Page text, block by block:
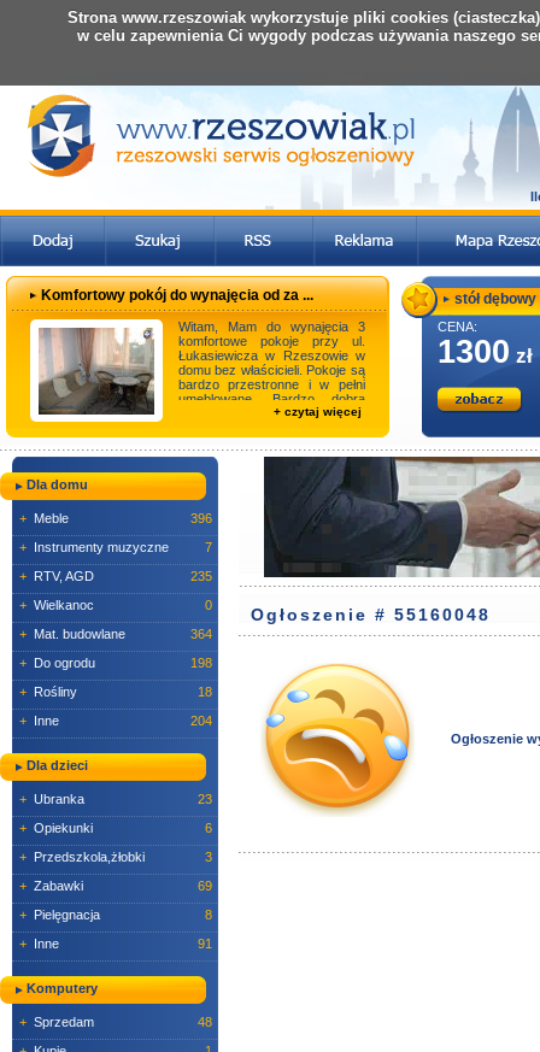
Komfortowy pokój do wynajęcia od za ...
Witam, Mam do wynajęcia 3
komfortowe pokoje przy ul.
Łukasiewicza w Rzeszowie w
domu bez właścicieli. Pokoje są
bardzo przestronne i w pełni
umeblowane. Bardzo dobra
+ czytaj więcej
stół dębowy
CENA:
1300 zł
Dla domu
+ Meble
396
+ Instrumenty muzyczne
7
+ RTV, AGD
235
+ Wielkanoc
0
+ Mat. budowlane
364
+ Do ogrodu
198
+ Rośliny
18
+ Inne 204
Dla dzieci
+ Ubranka
23
+ Opiekunki
6
+ Przedszkola,żłobki
3
+ Zabawki
69
+ Pielęgnacja
8
+ Inne 91
Komputery
+ Sprzedam
48
Ogłoszenie # 55160048
Ogłoszenie
Strona www.rzeszowiak wykorzystuje pliki cookies
w celu zapewnienia Ci wygody podczas używania naszego